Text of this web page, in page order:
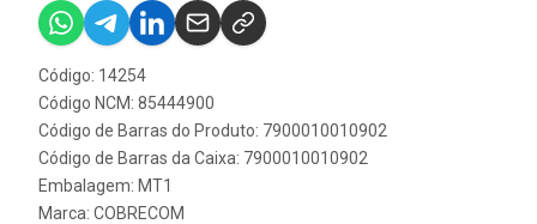
Código: 14254
Código NCM: 85444900
Código de Barras do Produto: 7900010010902
Código de Barras da Caixa: 7900010010902
Embalagem: MT1
Marca: COBRECOM